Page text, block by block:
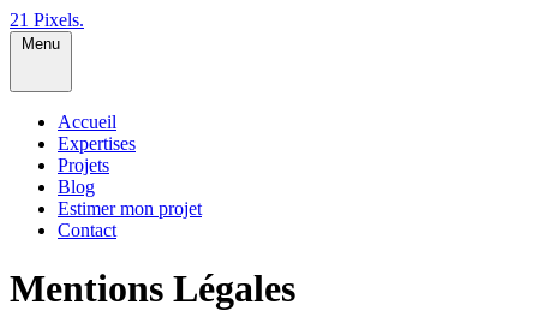
21 Pixels.
Accueil
Expertises
Projets
Blog
Estimer mon projet
Contact
Mentions Légales